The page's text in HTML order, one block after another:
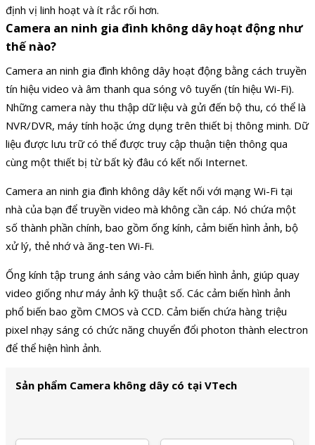
định vị linh hoạt và ít rắc rối hơn.
Camera an ninh gia đình không dây hoạt động như
thế nào?
Camera an ninh gia đình không dây hoạt động bằng cách truyền
tín hiệu video và âm thanh qua sóng vô tuyến (tín hiệu Wi-Fi).
Những camera này thu thập dữ liệu và gửi đến bộ thu, có thể là
NVR/DVR, máy tính hoặc ứng dụng trên thiết bị thông minh. Dữ
liệu được lưu trữ có thể được truy cập thuận tiện thông qua
cùng một thiết bị từ bất kỳ đâu có kết nối Internet.
Camera an ninh gia đình không dây kết nối với mạng Wi-Fi tại
nhà của bạn để truyền video mà không cần cáp. Nó chứa một
số thành phần chính, bao gồm ống kính, cảm biến hình ảnh, bộ
xử lý, thẻ nhớ và ăng-ten Wi-Fi.
Ống kính tập trung ánh sáng vào cảm biến hình ảnh, giúp quay
video giống như máy ảnh kỹ thuật số. Các cảm biến hình ảnh
phổ biến bao gồm CMOS và CCD. Cảm biến chứa hàng triệu
pixel nhạy sáng có chức năng chuyển đổi photon thành electron
để thể hiện hình ảnh.
Sản phẩm Camera không dây có tại VTech